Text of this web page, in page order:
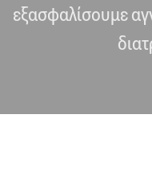
εξασφαλίσουμε